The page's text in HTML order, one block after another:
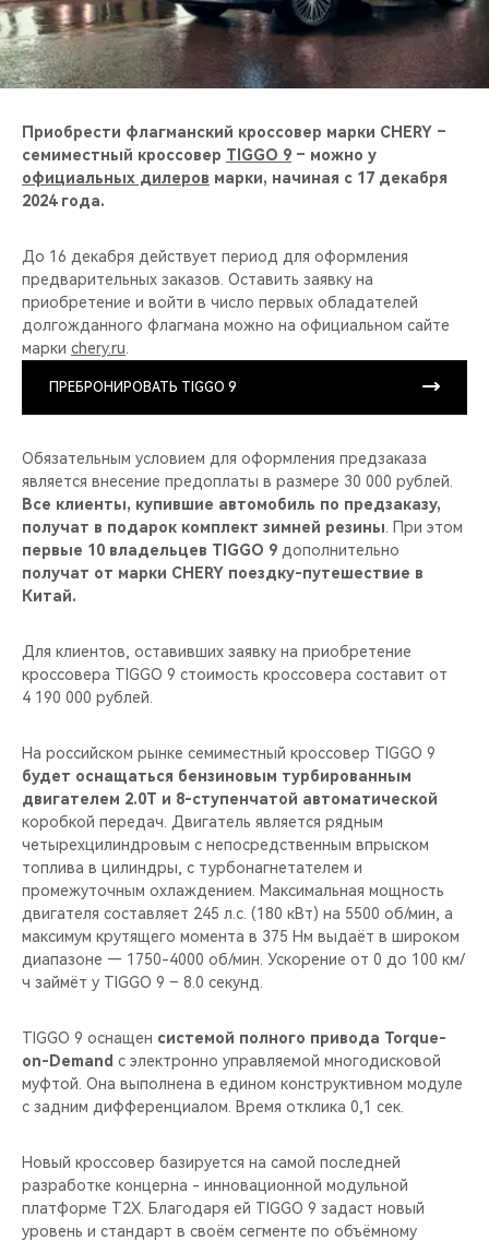
CHERY И СПОРТ
ВИДЕООБЗОРЫ
Приобрести флагманский кроссовер марки CHERY –
семиместный кроссовер TIGGO 9 – можно у
официальных дилеров марки, начиная с 17 декабря
2024 года.
До 16 декабря действует период для оформления
предварительных заказов. Оставить заявку на
приобретение и войти в число первых обладателей
долгожданного флагмана можно на официальном сайте
марки chery.ru
ПРЕБРОНИРОВАТЬ TIGGO 9
Обязательным условием для оформления предзаказа
является внесение предоплаты в размере 30 000 рублей.
Все клиенты, купившие автомобиль по предзаказу,
получат в подарок комплект зимней резины . При этом
первые 10 владельцев TIGGO 9 дополнительно
получат от марки CHERY поездку-путешествие в
Китай.
Для клиентов, оставивших заявку на приобретение
кроссовера TIGGO 9 стоимость кроссовера составит от
4 190 000 рублей.
На российском рынке семиместный кроссовер TIGGO 9
будет оснащаться бензиновым турбированным
двигателем 2.0T и 8-ступенчатой автоматической
коробкой передач. Двигатель является рядным
четырехцилиндровым с непосредственным впрыском
топлива в цилиндры, с турбонагнетателем и
промежуточным охлаждением. Максимальная мощность
двигателя составляет 245 л.с. (180 кВт) на 5500 об/мин, а
максимум крутящего момента в 375 Нм выдаёт в широком
диапазоне — 1750-4000 об/мин. Ускорение от 0 до 100 км/
ч займёт у TIGGO 9 – 8.0 секунд.
TIGGO 9 оснащен системой полного привода Torque-
on-Demand с электронно управляемой многодисковой
муфтой. Она выполнена в едином конструктивном модуле
с задним дифференциалом. Время отклика 0,1 сек.
Новый кроссовер базируется на самой последней
разработке концерна - инновационной модульной
платформе T2X. Благодаря ей TIGGO 9 задаст новый
уровень и стандарт в своём сегменте по объёмному